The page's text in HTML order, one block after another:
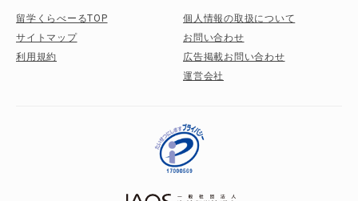
留学くらべーるTOP
サイトマップ
利用規約
個人情報の取扱について
お問い合わせ
広告掲載お問い合わせ
運営会社